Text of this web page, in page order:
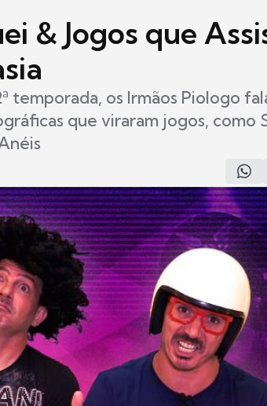
& Jogos que
temporada, os Irmãos Piologo
que viraram jogos, como